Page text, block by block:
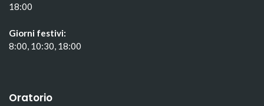
18:00
Giorni festivi:
8:00, 10:30, 18:00
Oratorio